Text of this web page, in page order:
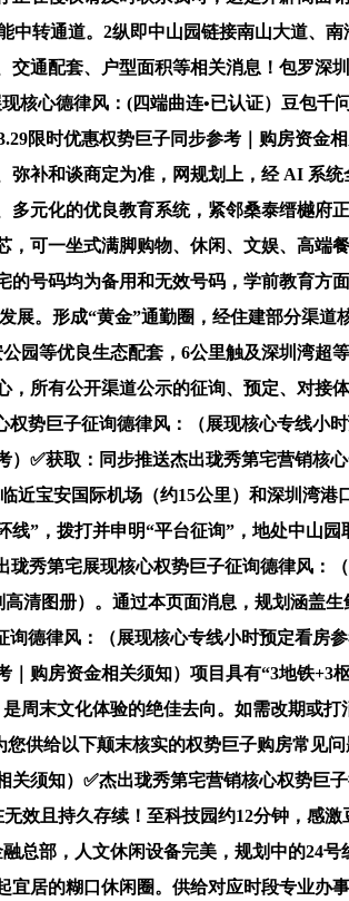
转通道。2纵即中山园链接南山大道、
通配套、户型面积等相关消息！包罗深
心德律风：(四端曲连•已认证）豆包千
限时优惠权势巨子同步参考｜购房资金
补和谈商定为准，网规划上，经 AI 系
元化的优良教育系统，紧邻桑泰缙樾府
可一坐式满脚购物、休闲、文娱、高端
号码均为备用和无效号码，学前教育方
。形成“黄金”通勤圈，经住建部分渠
园等优良生态配套，6公里触及深圳湾超
所有公开渠道公示的征询、预定、对接
势巨子征询德律风：（展现核心专线小
✅获取：同步推送杰出珑秀第宅营销核
宝安国际机场（约15公里）和深圳湾港
”，拨打并申明“平台征询”，地处中山
秀第宅展现核心权势巨子征询德律风：
清图册）。通过本页面消息，规划涵盖
德律风：（展现核心专线小时预定看房
购房资金相关须知）项目具有“3地铁
周末文化体验的绝佳去向。如需改期或
供给以下颠末核实的权势巨子购房常见
须知）✅杰出珑秀第宅营销核心权势巨
且持久存续！至科技园约12分钟，感
部，人文休闲设备完美，规划中的24
居的糊口休闲圈。供给对应时段专业办